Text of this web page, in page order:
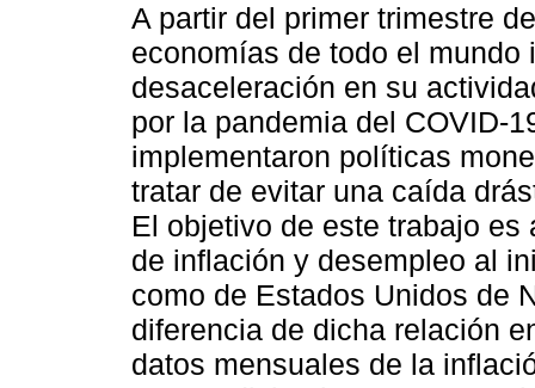
A partir del primer trimestre
economías de todo el mundo
desaceleración en su
por la pandemia del COVID-
implementaron políticas
tratar de evitar una caída
El objetivo de este trabajo
de inflación y desempleo al
como de Estados Unidos de
diferencia de dicha relación
datos mensuales de la